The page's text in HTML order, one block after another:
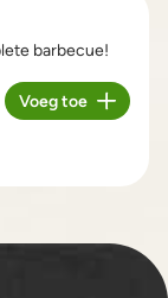
barbecue!
Aantal
Voeg toe